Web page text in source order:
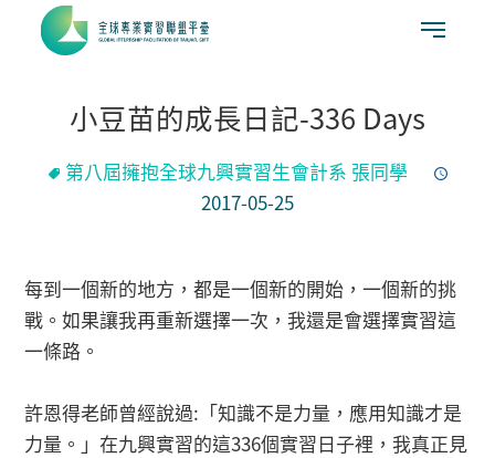
小豆苗的成長日記-336 Days
第八屆擁抱全球九興實習生會計系 張同學
2017-05-25
每到一個新的地方，都是一個新的開始，一個新的挑
戰。如果讓我再重新選擇一次，我還是會選擇實習這
一條路。
許恩得老師曾經說過:「知識不是力量，應用知識才是
力量。」在九興實習的這336個實習日子裡，我真正見